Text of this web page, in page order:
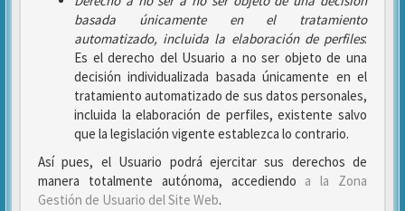
basada únicamente en el tratamiento
automatizado, incluida la elaboración de perfiles:
Es el derecho del Usuario a no ser objeto de una
decisión individualizada basada únicamente en el
tratamiento automatizado de sus datos personales,
incluida la elaboración de perfiles, existente salvo
que la legislación vigente establezca lo contrario.
Así pues, el Usuario podrá ejercitar sus derechos de
manera totalmente autónoma, accediendo a la Zona
Gestión de Usuario del Site Web.